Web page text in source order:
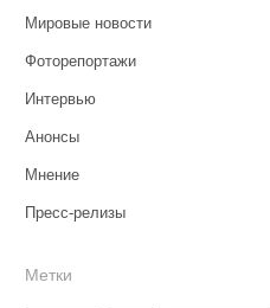
Мировые новости
Фоторепортажи
Интервью
Анонсы
Мнение
Пресс-релизы
Метки